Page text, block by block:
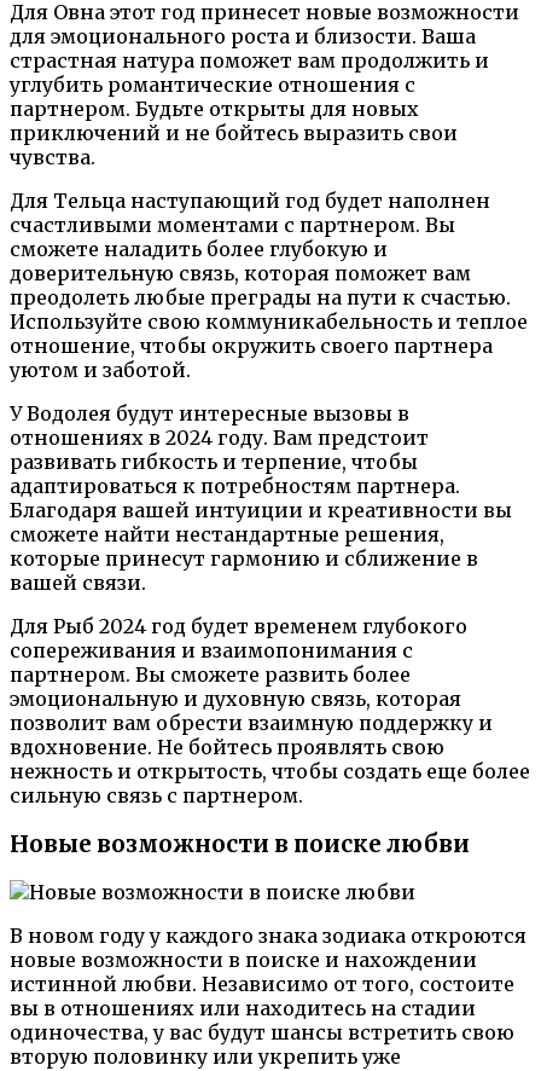
Для Овна этот год принесет новые возможности
для эмоционального роста и близости. Ваша
страстная натура поможет вам продолжить и
углубить романтические отношения с
партнером. Будьте открыты для новых
приключений и не бойтесь выразить свои
чувства.
Для Тельца наступающий год будет наполнен
счастливыми моментами с партнером. Вы
сможете наладить более глубокую и
доверительную связь, которая поможет вам
преодолеть любые преграды на пути к счастью.
Используйте свою коммуникабельность и теплое
отношение, чтобы окружить своего партнера
уютом и заботой.
У Водолея будут интересные вызовы в
отношениях в 2024 году. Вам предстоит
развивать гибкость и терпение, чтобы
адаптироваться к потребностям партнера.
Благодаря вашей интуиции и креативности вы
сможете найти нестандартные решения,
которые принесут гармонию и сближение в
вашей связи.
Для Рыб 2024 год будет временем глубокого
сопереживания и взаимопонимания с
партнером. Вы сможете развить более
эмоциональную и духовную связь, которая
позволит вам обрести взаимную поддержку и
вдохновение. Не бойтесь проявлять свою
нежность и открытость, чтобы создать еще более
сильную связь с партнером.
Новые возможности в поиске любви
В новом году у каждого знака зодиака откроются
новые возможности в поиске и нахождении
истинной любви. Независимо от того, состоите
вы в отношениях или находитесь на стадии
одиночества, у вас будут шансы встретить свою
вторую половинку или укрепить уже